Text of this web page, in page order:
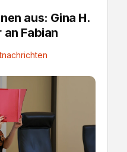
aus: Gina H.
an Fabian